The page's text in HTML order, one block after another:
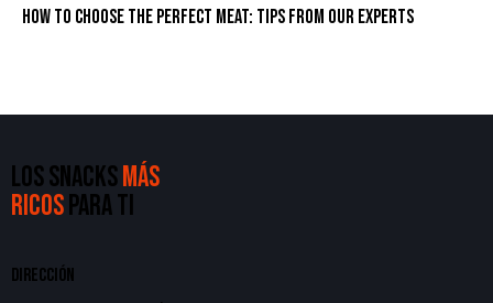
HOW TO CHOOSE THE PERFECT MEAT: TIPS FROM OUR EXPERTS
LOS SNACKSMÁS
RICOSPARA TI
DIRECCIÓN